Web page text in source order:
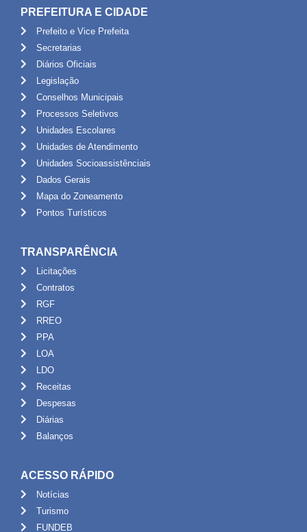
PREFEITURA E CIDADE
Prefeito e Vice Prefeita
Secretarias
Diários Oficiais
Legislação
Conselhos Municipais
Processos Seletivos
Unidades Escolares
Unidades de Atendimento
Unidades Socioassistênciais
Dados Gerais
Mapa do Zoneamento
Pontos Turísticos
TRANSPARÊNCIA
Licitações
Contratos
RGF
RREO
PPA
LOA
LDO
Receitas
Despesas
Diárias
Balanços
ACESSO RÁPIDO
Notícias
Turismo
FUNDEB